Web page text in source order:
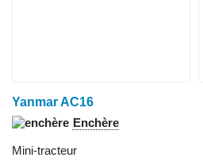
Yanmar AC16
Enchère
Mini-tracteur